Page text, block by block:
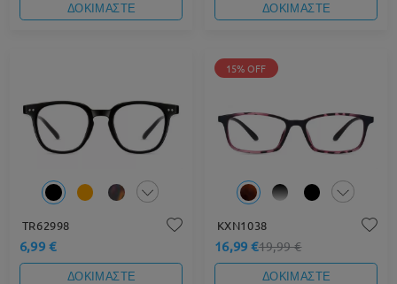
ΔΟΚΙΜΑΣΤΕ ΔΟΚΙΜΑΣΤΕ
TR62998
6,99 €
ΔΟΚΙΜΑΣΤΕ
15% OFF
KXN1038
16,99 €19,99 €
ΔΟΚΙΜΑΣΤΕ